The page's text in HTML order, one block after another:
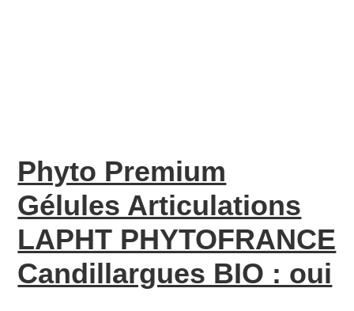
Phyto Premium
Gélules Articulations
LAPHT PHYTOFRANCE
Candillargues BIO : oui